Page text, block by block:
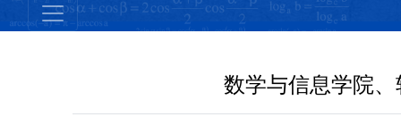
数学与信息学院